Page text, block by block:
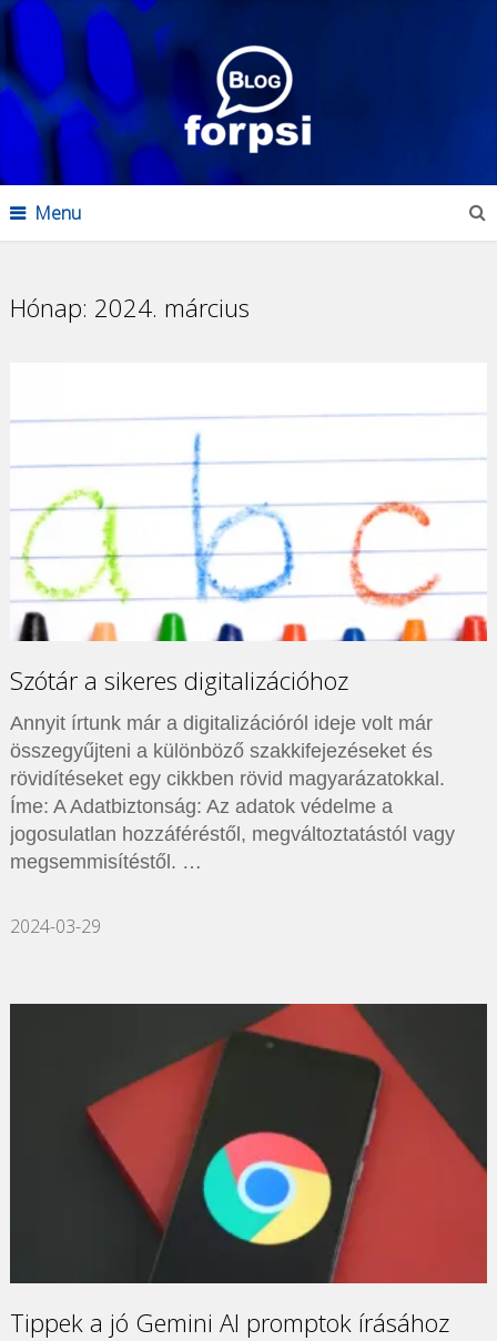
Menu
Hónap: 2024. március
Szótár a sikeres digitalizációhoz
Annyit írtunk már a digitalizációról ideje volt már
összegyűjteni a különböző szakkifejezéseket és
rövidítéseket egy cikkben rövid magyarázatokkal.
Íme: A Adatbiztonság: Az adatok védelme a
jogosulatlan hozzáféréstől, megváltoztatástól vagy
megsemmisítéstől. …
2024-03-29
Tippek a jó Gemini AI promptok írásához